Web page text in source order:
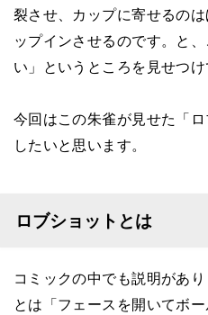
裂させ、カップに寄せるの
ップインさせるのです。と
い」というところを見せつけ
今回はこの朱雀が見せた「
したいと思います。
ロブショットとは
コミックの中でも説明があ
とは「フェースを開いてボ